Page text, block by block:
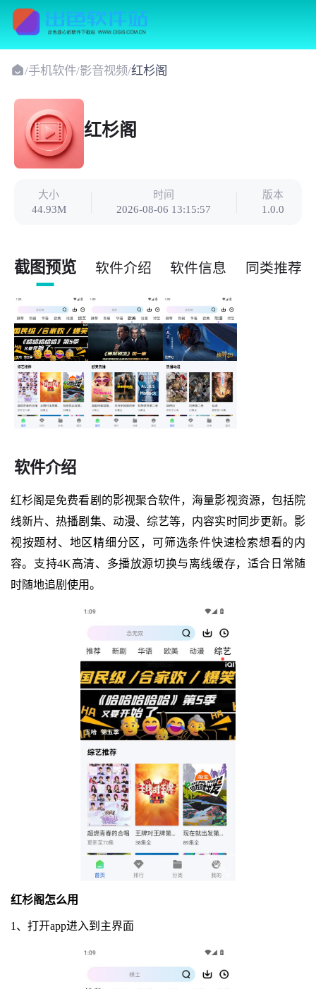
/手机软件/影音视频/红杉阁
红杉阁
大小
44.93M
时间
2026-08-06 13:15:57
版本
1.0.0
截图预览 软件介绍 软件信息 同类推荐
软件介绍
红杉阁是免费看剧的影视聚合软件，海量影视资源，包括院
线新片、热播剧集、动漫、综艺等，内容实时同步更新。影
视按题材、地区精细分区，可筛选条件快速检索想看的内
容。支持4K高清、多播放源切换与离线缓存，适合日常随
时随地追剧使用。
红杉阁怎么用
1、打开app进入到主界面